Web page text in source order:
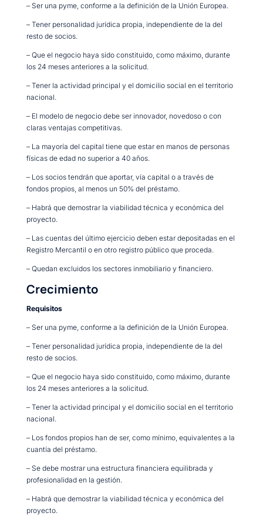
– Ser una pyme, conforme a la definición de la Unión Europea.
– Tener personalidad jurídica propia, independiente de la del
resto de socios.
– Que el negocio haya sido constituido, como máximo, durante
los 24 meses anteriores a la solicitud.
– Tener la actividad principal y el domicilio social en el territorio
nacional.
– El modelo de negocio debe ser innovador, novedoso o con
claras ventajas competitivas.
– La mayoría del capital tiene que estar en manos de personas
físicas de edad no superior a 40 años.
– Los socios tendrán que aportar, vía capital o a través de
fondos propios, al menos un 50% del préstamo.
– Habrá que demostrar la viabilidad técnica y económica del
proyecto.
– Las cuentas del último ejercicio deben estar depositadas en el
Registro Mercantil o en otro registro público que proceda.
– Quedan excluidos los sectores inmobiliario y financiero.
Crecimiento
Requisitos
– Ser una pyme, conforme a la definición de la Unión Europea.
– Tener personalidad jurídica propia, independiente de la del
resto de socios.
– Que el negocio haya sido constituido, como máximo, durante
los 24 meses anteriores a la solicitud.
– Tener la actividad principal y el domicilio social en el territorio
nacional.
– Los fondos propios han de ser, como mínimo, equivalentes a la
cuantía del préstamo.
– Se debe mostrar una estructura financiera equilibrada y
profesionalidad en la gestión.
– Habrá que demostrar la viabilidad técnica y económica del
proyecto.